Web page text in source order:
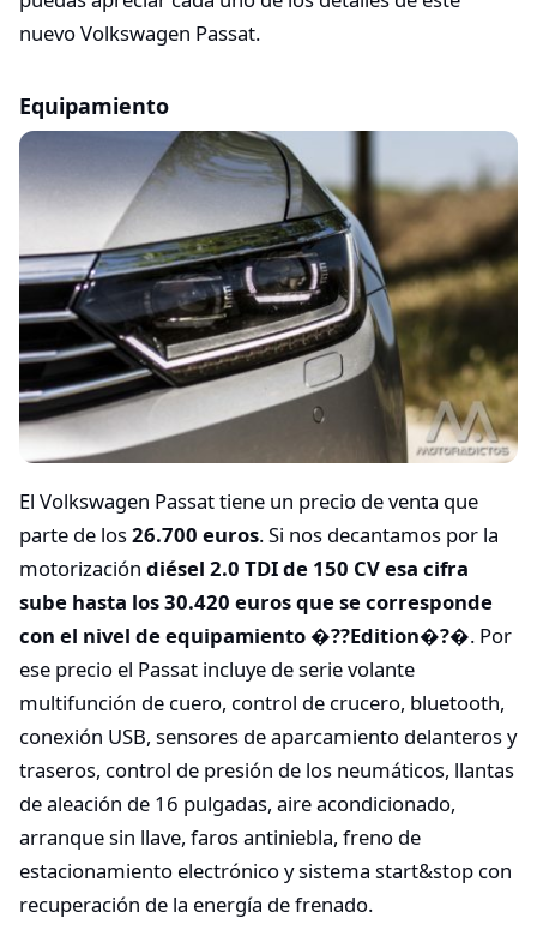
nuevo Volkswagen Passat.
Equipamiento
El Volkswagen Passat tiene un precio de venta que
parte de los26.700 euros. Si nos decantamos por la
motorización diésel 2.0 TDI de 150 CV esa cifra
sube hasta los 30.420 euros que se corresponde
con el nivel de equipamiento �??Edition�?�. Por
ese precio el Passat incluye de serie volante
multifunción de cuero, control de crucero, bluetooth,
conexión USB, sensores de aparcamiento delanteros y
traseros, control de presión de los neumáticos, llantas
de aleación de 16 pulgadas, aire acondicionado,
arranque sin llave, faros antiniebla, freno de
estacionamiento electrónico y sistema start&stop con
recuperación de la energía de frenado.